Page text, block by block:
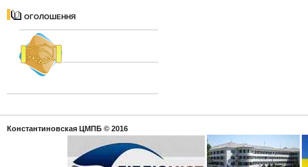
ОГОЛОШЕННЯ
Константиновская ЦМПБ © 2016